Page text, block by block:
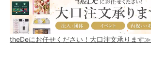
theDeにお任せください！大口注文承ります≫